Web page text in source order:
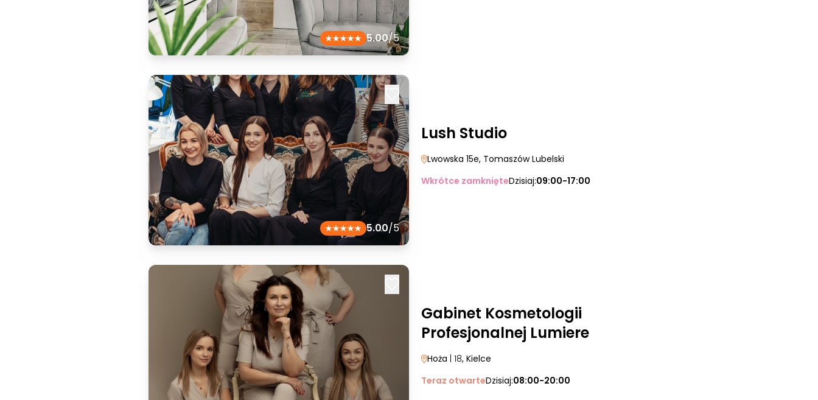
5.00/5
5.00/5
Lush Studio
Lwowska 15e, Tomaszów Lubelski
Wkrótce zamknięteDzisiaj:09:00-17:00
Gabinet Kosmetologii
Profesjonalnej Lumiere
Hoża | 18, Kielce
Teraz otwarteDzisiaj:08:00-20:00